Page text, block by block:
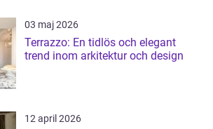
03 maj 2026
Terrazzo: En tidlös och elegant
trend inom arkitektur och design
12 april 2026